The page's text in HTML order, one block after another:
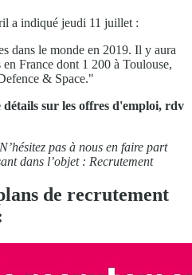
a indiqué jeudi 11 juillet :
dans le monde en 2019. Il y aura
France dont 1 200 à Toulouse,
& Space."
sur les offres d'emploi, rdv
pas à nous en faire part
dans l’objet : Recrutement
de recrutement